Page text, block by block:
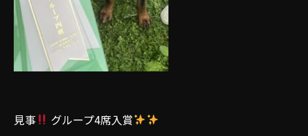
見事
グループ4席入賞